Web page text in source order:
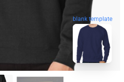
blank template